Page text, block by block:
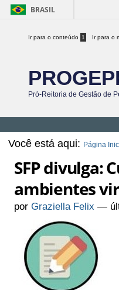
BRASIL
Ir para o conteúdo 1 Ir para o
Pró-Reitoria de Gestão de
Você está aqui: Página
SFP divulga:
ambientes
porGraziella Felix —